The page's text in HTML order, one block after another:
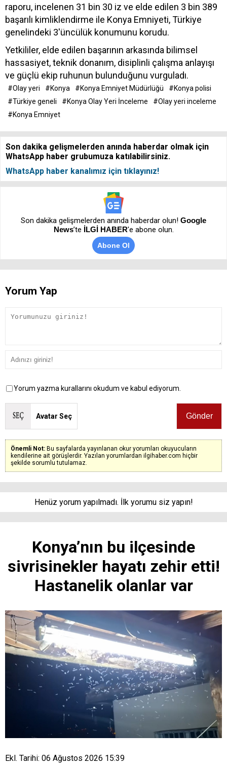
raporu, incelenen 31 bin 30 iz ve elde edilen 3 bin 389
başarılı kimliklendirme ile Konya Emniyeti, Türkiye
genelindeki 3'üncülük konumunu korudu.
Yetkililer, elde edilen başarının arkasında bilimsel
hassasiyet, teknik donanım, disiplinli çalışma anlayışı
ve güçlü ekip ruhunun bulunduğunu vurguladı.
#Olay yeri #Konya #Konya Emniyet Müdürlüğü
#Konya polisi
#Türkiye geneli
#Konya Olay Yeri İnceleme
#Olay yeri inceleme
#Konya Emniyet
Son dakika gelişmelerden anında haberdar olmak için
WhatsApp haber grubumuza katılabilirsiniz.
WhatsApp haber kanalımız için tıklayınız!
Son dakika gelişmelerden anında haberdar olun! Google
News’te İLGİ HABER'e abone olun.
Abone Ol
Yorum Yap
Yorum yazma kurallarını okudum ve kabul ediyorum.
Avatar Seç
Önemli Not: Bu sayfalarda yayınlanan okur yorumları okuyucuların
kendilerine ait görüşlerdir. Yazılan yorumlardan ilgihaber.com hiçbir
şekilde sorumlu tutulamaz.
Henüz yorum yapılmadı. İlk yorumu siz yapın!
Konya’nın bu ilçesinde
sivrisinekler hayatı zehir etti!
Hastanelik olanlar var
Ekl. Tarihi: 06 Ağustos 2026 15:39